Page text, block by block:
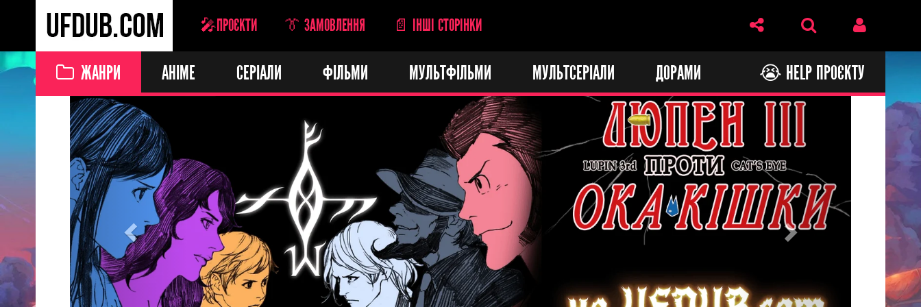
🎤ПРОЄКТИ 👔 ЗАМОВЛЕННЯ 📄 ІНШІ СТОРІНКИ
ЖАНРИ АНІМЕ СЕРІАЛИ ФІЛЬМИ МУЛЬТФІЛЬМИ МУЛЬТСЕРІАЛИ ДОРАМИ 😭 HELP ПРОЄКТУ
Previous Next